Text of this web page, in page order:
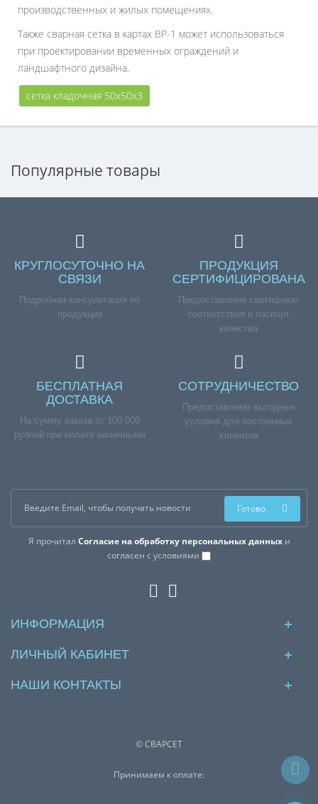
производственных и жилых помещениях.
Также сварная сетка в картах ВР-1 может использоваться
при проектировании временных ограждений и
ландшафтного дизайна.
сетка кладочная 50х50х3
Популярные товары
КРУГЛОСУТОЧНО НА
СВЯЗИ
Подробная консультация по
продукции
ПРОДУКЦИЯ
СЕРТИФИЦИРОВАНА
Предоставляем сертификат
соответствия и паспорт
качества
БЕСПЛАТНАЯ
ДОСТАВКА
На сумму заказа от 100 000
рублей при оплате наличными
СОТРУДНИЧЕСТВО
Предоставляем выгодные
условия для постоянных
клиентов
Я прочитал Согласие на обработку персональных данныхи
согласен с условиями
Готово
ИНФОРМАЦИЯ
ЛИЧНЫЙ КАБИНЕТ
НАШИ КОНТАКТЫ
© СВАРСЕТ
Принимаем к оплате: